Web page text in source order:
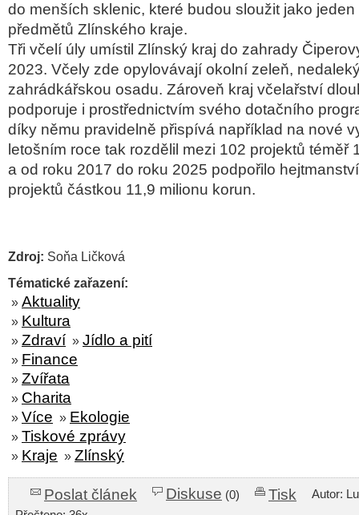
do menších sklenic, které budou sloužit jako
předmětů Zlínského kraje.
Tři včelí úly umístil Zlínský kraj do zahrady
2023. Včely zde opylovávají okolní zeleň,
zahrádkářskou osadu. Zároveň kraj včelařství
podporuje i prostřednictvím svého dotačního
díky němu pravidelně přispívá například na nové
letošním roce tak rozdělil mezi 102 projektů téměř
a od roku 2017 do roku 2025 podpořilo
projektů částkou 11,9 milionu korun.
Zdroj: Soňa Ličková
Tématické zařazení:
» Aktuality
» Kultura
» Zdraví » Jídlo a pití
» Finance
» Zvířata
» Charita
» Více » Ekologie
» Tiskové zprávy
» Kraje » Zlínský
Poslat článek Diskuse (0) Tisk
Autor: